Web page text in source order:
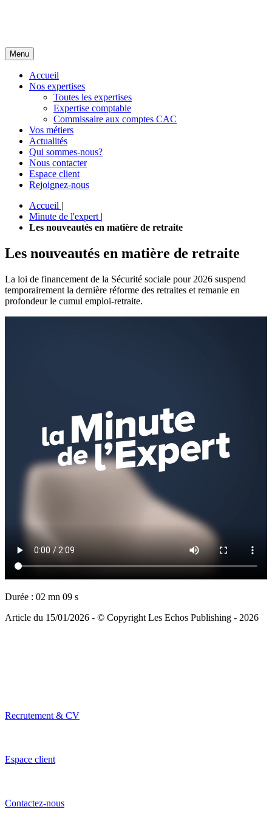
Menu
Accueil
Nos expertises
Toutes les expertises
Expertise comptable
Commissaire aux comptes CAC
Vos métiers
Actualités
Qui sommes-nous?
Nous contacter
Espace client
Rejoignez-nous
Accueil |
Minute de l'expert |
Les nouveautés en matière de retraite
Les nouveautés en matière de retraite
La loi de financement de la Sécurité sociale pour 2026 suspend
temporairement la dernière réforme des retraites et remanie en
profondeur le cumul emploi-retraite.
Durée : 02 mn 09 s
Article du 15/01/2026 - © Copyright Les Echos Publishing - 2026
Recrutement & CV
Espace client
Contactez-nous